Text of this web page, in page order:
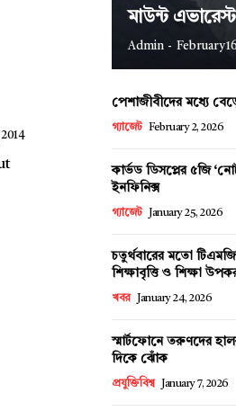
মাউন্ট
Admin - February
পেশাজীবীদের মধ্যে
গ্যাজেট February 2, 2026
কার্ভড ডিসপ্লের ৫জি
ইনফিনিক্স
গ্যাজেট January 25, 2026
চতুর্থবারের মতো
শিক্ষাবৃত্তি ও শিক্ষা
খবর January 24, 2026
স্মার্টফোনে তরুণদের
দিকে ঝোঁক
প্রযুক্তিবিশ্ব January 7, 2026